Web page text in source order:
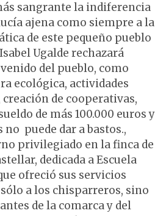
sangrante la indiferencia
ajena como siempre a la
de este pequeño pueblo
Ugalde rechazará
del pueblo, como
ecológica, actividades
de cooperativas,
de más 100.000 euros y
no puede dar a bastos.,
privilegiado en la finca de
dedicada a Escuela
ofreció sus servicios
a los chisparreros, sino
de la comarca y del